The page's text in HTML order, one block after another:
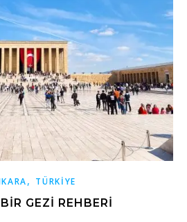
, TÜRKİYE
GEZI REHBERI